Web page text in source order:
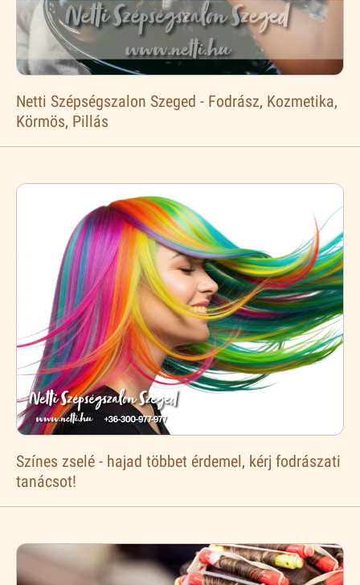
Netti Szépségszalon Szeged - Fodrász, Kozmetika,
Körmös, Pillás
Színes zselé - hajad többet érdemel, kérj fodrászati
tanácsot!